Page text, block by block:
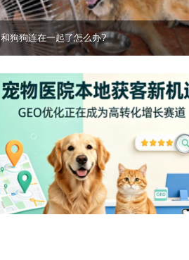
和狗狗连在一起了怎么办?